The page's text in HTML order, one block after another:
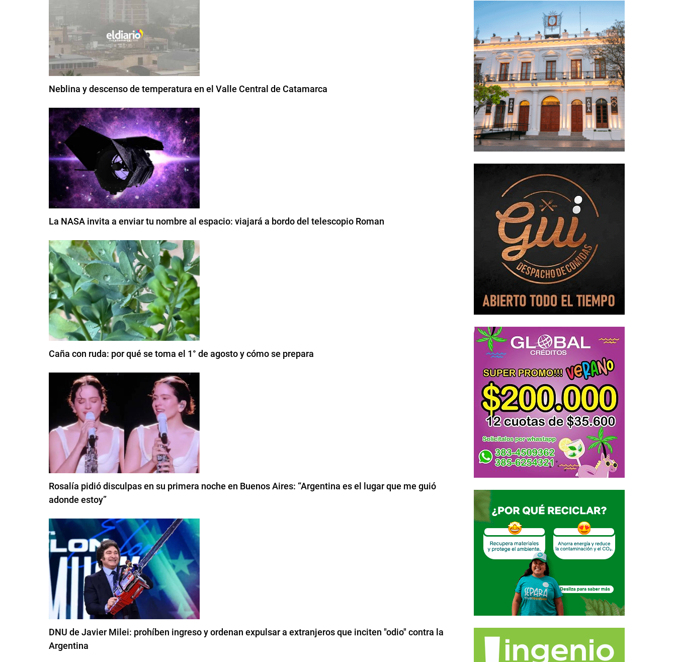
Neblina y descenso de temperatura en el Valle Central de Catamarca
La NASA invita a enviar tu nombre al espacio: viajará a bordo del telescopio Roman
Caña con ruda: por qué se toma el 1° de agosto y cómo se prepara
Rosalía pidió disculpas en su primera noche en Buenos Aires: “Argentina es el lugar que me guió
adonde estoy”
DNU de Javier Milei: prohíben ingreso y ordenan expulsar a extranjeros que inciten "odio" contra la
Argentina